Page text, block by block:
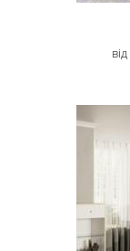
від